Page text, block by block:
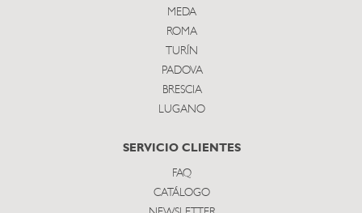
MEDA
ROMA
TURÍN
PADOVA
BRESCIA
LUGANO
SERVICIO CLIENTES
FAQ
CATÁLOGO